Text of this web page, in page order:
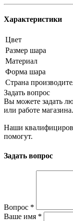
Характеристики
Цвет
Размер шара
Материал
Форма шара
Страна
Задать вопрос
Вы можете задать
или работе магазина.
Наши
помогут.
Задать вопрос
Вопрос *
Ваше имя *